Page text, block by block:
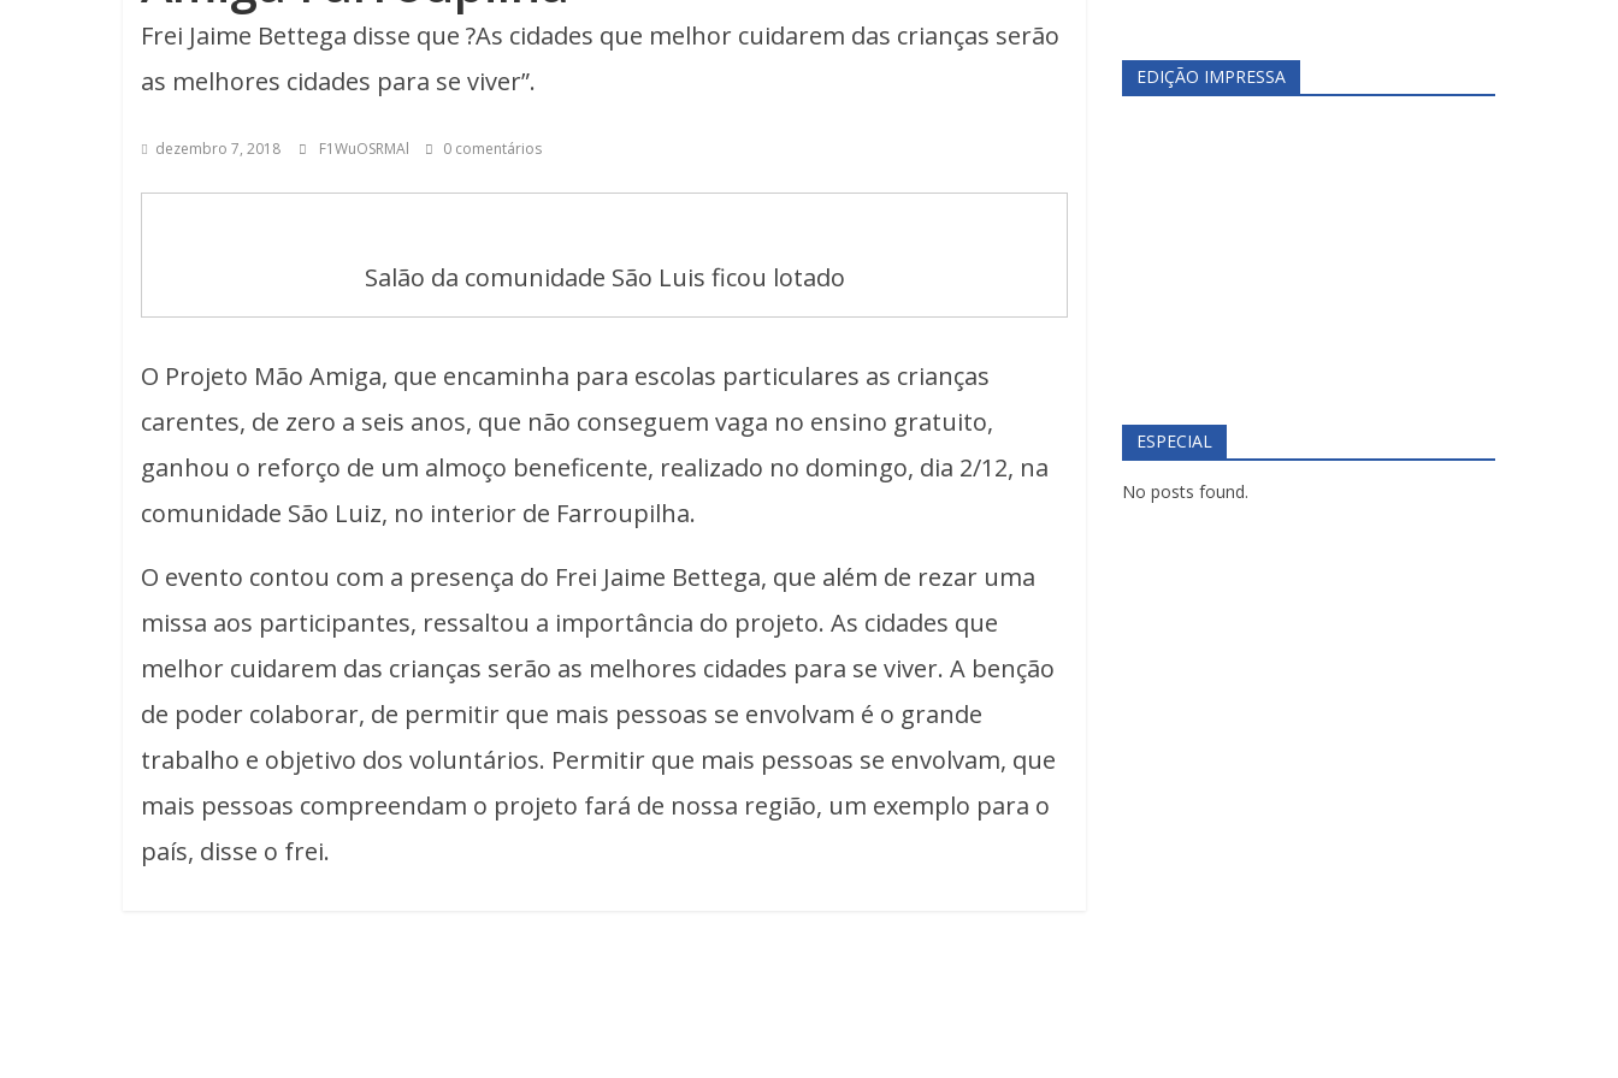
Frei Jaime Bettega disse que ?As cidades que melhor cuidarem das crianças serão
as melhores cidades para se viver”.
dezembro 7, 2018 F1WuOSRMAl 0 comentários
Salão da comunidade São Luis ficou lotado
O Projeto Mão Amiga, que encaminha para escolas particulares as crianças
carentes, de zero a seis anos, que não conseguem vaga no ensino gratuito,
ganhou o reforço de um almoço beneficente, realizado no domingo, dia 2/12, na
comunidade São Luiz, no interior de Farroupilha.
O evento contou com a presença do Frei Jaime Bettega, que além de rezar uma
missa aos participantes, ressaltou a importância do projeto. As cidades que
melhor cuidarem das crianças serão as melhores cidades para se viver. A benção
de poder colaborar, de permitir que mais pessoas se envolvam é o grande
trabalho e objetivo dos voluntários. Permitir que mais pessoas se envolvam, que
mais pessoas compreendam o projeto fará de nossa região, um exemplo para o
país, disse o frei.
EDIÇÃO IMPRESSA
ESPECIAL
No posts found.